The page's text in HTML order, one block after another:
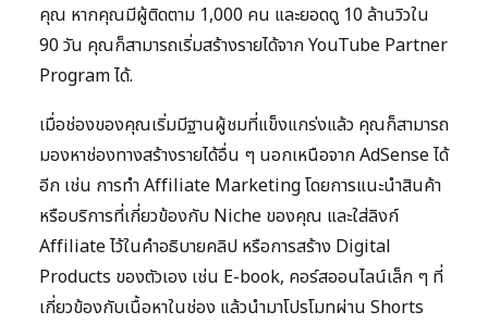
คุณ หากคุณมีผู้ติดตาม 1,000 คน และยอดดู 10 ล้านวิวใน
90 วัน คุณก็สามารถเริ่มสร้างรายได้จาก YouTube Partner
Program ได้.
เมื่อช่องของคุณเริ่มมีฐานผู้ชมที่แข็งแกร่งแล้ว คุณก็สามารถ
มองหาช่องทางสร้างรายได้อื่น ๆ นอกเหนือจาก AdSense ได้
อีก เช่น การทำ Affiliate Marketing โดยการแนะนำสินค้า
หรือบริการที่เกี่ยวข้องกับ Niche ของคุณ และใส่ลิงก์
Affiliate ไว้ในคำอธิบายคลิป หรือการสร้าง Digital
Products ของตัวเอง เช่น E-book, คอร์สออนไลน์เล็ก ๆ ที่
เกี่ยวข้องกับเนื้อหาในช่อง แล้วนำมาโปรโมทผ่าน Shorts